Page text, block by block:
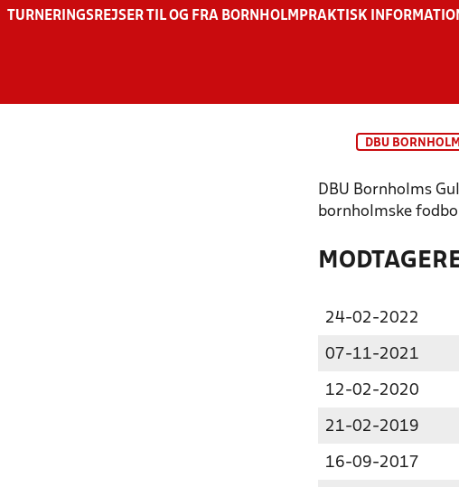
TURNERINGSREJSER TIL OG FRA BORNHOLM PRAKTISK
DBU BORNHOLM
DBU Bornholms
bornholmske
24-02-2022
07-11-2021
12-02-2020
21-02-2019
16-09-2017